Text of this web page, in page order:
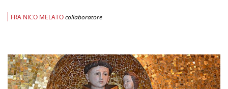
FRA NICO MELATOcollaboratore